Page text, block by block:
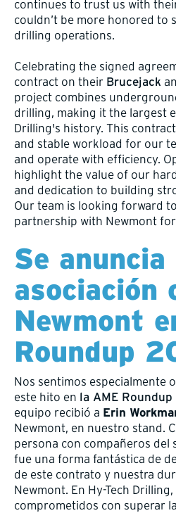
continues to trust us with
couldn’t be more honored to
drilling operations.
Celebrating the signed
contract on their Brucejack
project combines
drilling, making it the largest
Drilling's history. This
and stable workload for our
and operate with efficiency.
highlight the value of our
and dedication to building
Our team is looking forward
partnership with Newmont
Se anuncia
asociación
Newmont
Roundup
Nos sentimos especialmente
este hito en la AME
equipo recibió a Erin
Newmont, en nuestro stand.
persona con compañeros del
fue una forma fantástica de
de este contrato y nuestra
Newmont. En Hy-Tech
comprometidos con superar